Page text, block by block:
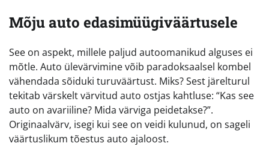
Mõju auto edasimüügiväärtusele
See on aspekt, millele paljud autoomanikud alguses ei
mõtle. Auto ülevärvimine võib paradoksaalsel kombel
vähendada sõiduki turuväärtust. Miks? Sest järelturul
tekitab värskelt värvitud auto ostjas kahtluse: “Kas see
auto on avariiline? Mida värviga peidetakse?”.
Originaalvärv, isegi kui see on veidi kulunud, on sageli
väärtuslikum tõestus auto ajaloost.